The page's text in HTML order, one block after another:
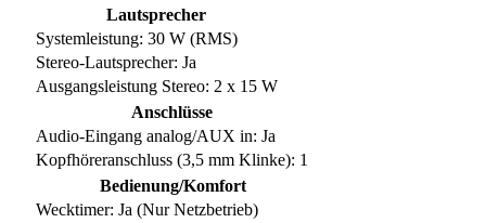
Lautsprecher
Systemleistung: 30 W (RMS)
Stereo-Lautsprecher: Ja
Ausgangsleistung Stereo: 2 x 15 W
Anschlüsse
Audio-Eingang analog/AUX in: Ja
Kopfhöreranschluss (3,5 mm Klinke): 1
Bedienung/Komfort
Wecktimer: Ja (Nur Netzbetrieb)